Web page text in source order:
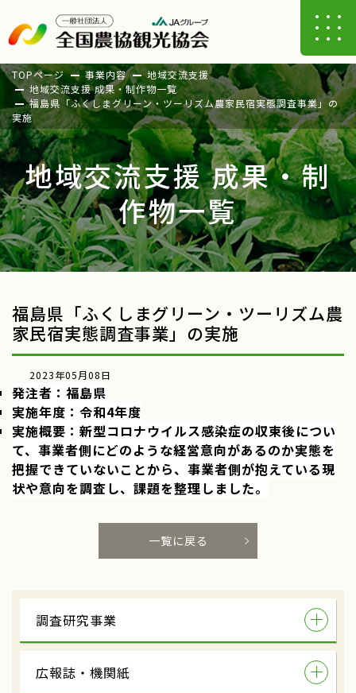
TOPページ 事業内容
地域交流支援
地域交流支援 成果・制作物一覧
福島県「ふくしまグリーン・ツーリズム農家民宿実態調査事業」の
実施
地域交流支援 成果・制
作物一覧
福島県「ふくしまグリーン・ツーリズム農
家民宿実態調査事業」の実施
2023年05月08日
発注者：福島県
実施年度：令和4年度
実施概要：新型コロナウイルス感染症の収束後につい
て、事業者側にどのような経営意向があるのか実態を
把握できていないことから、事業者側が抱えている現
状や意向を調査し、課題を整理しました。
一覧に戻る
調査研究事業
広報誌・機関紙